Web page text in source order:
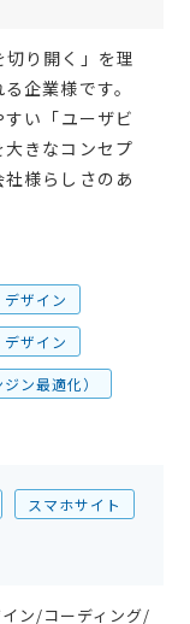
り開く」を理
企業様です。
い「ユーザビ
きなコンセプ
様らしさのあ
ザイン
ザイン
ン最適化）
スマホサイト
ン/コーディング/